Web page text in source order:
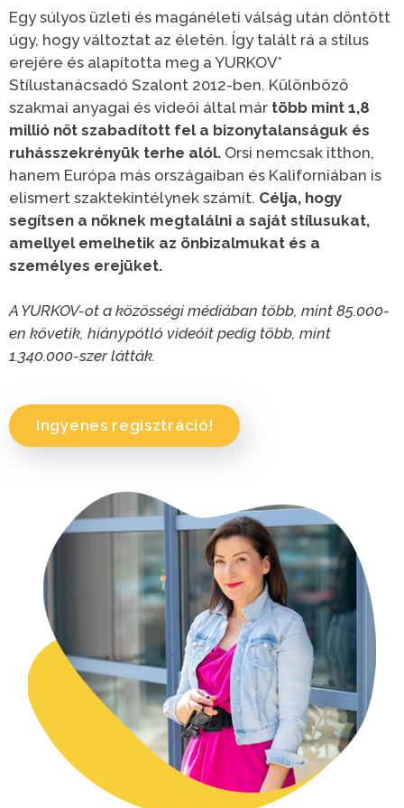
Egy súlyos üzleti és magánéleti válság után döntött
úgy, hogy változtat az életén. Így talált rá a stílus
erejére és alapította meg a YURKOV*
Stílustanácsadó Szalont 2012-ben. Különböző
szakmai anyagai és videói által már több mint 1,8
millió nőt szabadított fel a bizonytalanságuk és
ruhásszekrényük terhe alól. Orsi nemcsak itthon,
hanem Európa más országaiban és Kaliforniában is
elismert szaktekintélynek számít. Célja, hogy
segítsen a nőknek megtalálni a saját stílusukat,
amellyel emelhetik az önbizalmukat és a
személyes erejüket.
A YURKOV-ot a közösségi médiában több, mint 85.000-
en követik, hiánypótló videóit pedig több, mint
1.340.000-szer látták.
Ingyenes regisztráció!